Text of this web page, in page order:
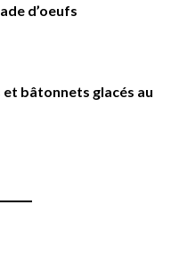
d’oeufs
bâtonnets glacés au